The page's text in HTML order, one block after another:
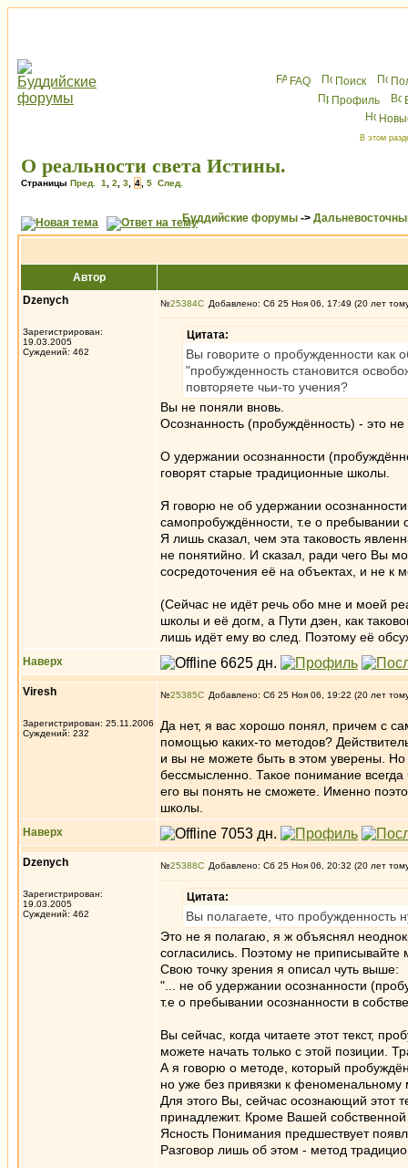
FAQ Поиск
Профиль
В этом
О реальности света Истины.
Страницы Пред. 1 2 3 4 5 След.
Буддийские форумы ->
Автор
Dzenych
Зарегистрирован:
19.03.2005
Суждений: 462
№25384 Добавлено: Сб 25 Ноя 06, 17:49 (20 лет
Цитата:
Вы говорите о пробужденности как
"пробужденность становится
повторяете чьи-то учения?
Вы не поняли вновь.
Осознанность (пробуждённость) - это не
О удержании осознанности
говорят старые традиционные школы.
Я говорю не об удержании
самопробуждённости, т.е о пребывании
Я лишь сказал, чем эта таковость
не понятийно. И сказал, ради чего Вы
сосредоточения её на объектах, и не к
(Сейчас не идёт речь обо мне и моей
школы и её догм, а Пути дзен, как
лишь идёт ему во след. Поэтому её
Наверх
Viresh
Зарегистрирован: 25.11.2006
Суждений: 232
№25385 Добавлено: Сб 25 Ноя 06, 19:22 (20 лет
Да нет, я вас хорошо понял, причем с
помощью каких-то методов?
и вы не можете быть в этом уверены.
бессмысленно. Такое понимание
его вы понять не сможете. Именно
школы.
Наверх
Dzenych
Зарегистрирован:
19.03.2005
Суждений: 462
№25388 Добавлено: Сб 25 Ноя 06, 20:32 (20 лет
Цитата:
Вы полагаете, что пробужденность
Это не я полагаю, я ж объяснял
согласились. Поэтому не приписывайте
Свою точку зрения я описал чуть выше:
"... не об удержании осознанности
т.е о пребывании осознанности в
Вы сейчас, когда читаете этот текст,
можете начать только с этой позиции.
А я говорю о методе, который
но уже без привязки к феноменальному
Для этого Вы, сейчас осознающий этот
принадлежит. Кроме Вашей
Ясность Понимания предшествует
Разговор лишь об этом - метод